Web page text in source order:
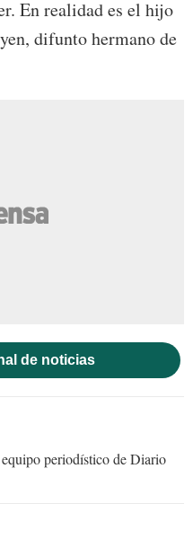
En realidad es el hijo
difunto hermano de
de noticias
periodístico de Diario